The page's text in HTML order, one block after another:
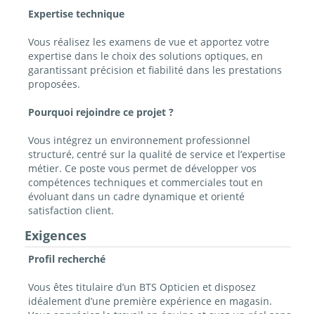
Expertise technique
Vous réalisez les examens de vue et apportez votre
expertise dans le choix des solutions optiques, en
garantissant précision et fiabilité dans les prestations
proposées.
Pourquoi rejoindre ce projet ?
Vous intégrez un environnement professionnel
structuré, centré sur la qualité de service et l’expertise
métier. Ce poste vous permet de développer vos
compétences techniques et commerciales tout en
évoluant dans un cadre dynamique et orienté
satisfaction client.
Exigences
Profil recherché
Vous êtes titulaire d’un BTS Opticien et disposez
idéalement d’une première expérience en magasin.